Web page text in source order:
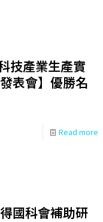
技產業生產實
表會】優勝名
Read more
國科會補助研